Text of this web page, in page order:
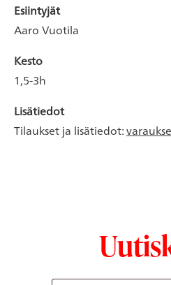
Esiintyjät
Aaro Vuotila
Kesto
1,5-3h
Lisätiedot
Tilaukset ja lisätiedot: